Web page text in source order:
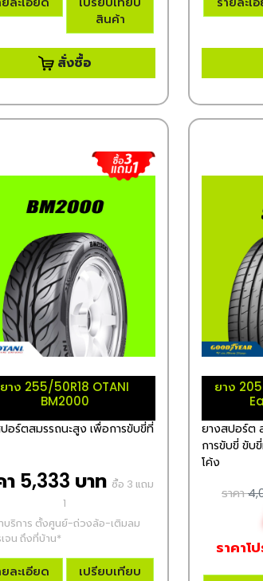
สินค้า
สั่งซื้อ
ยาง 255/50R18 OTANI
BM2000
อร์ตสมรรถนะสูง เพื่อการขับขี่ที่
า 5,333 บาท ซื้อ 3 แถม
1
บริการ ตั้งศูนย์-ถ่วงล้อ-เติมลม
เจน ถึงที่บ้าน*
ยละเอียด
เปรียบเทียบ
ยาง
ยางสปอร์ต
การขับขี่ ขับ
โค้ง
ราคา
ราคาโ